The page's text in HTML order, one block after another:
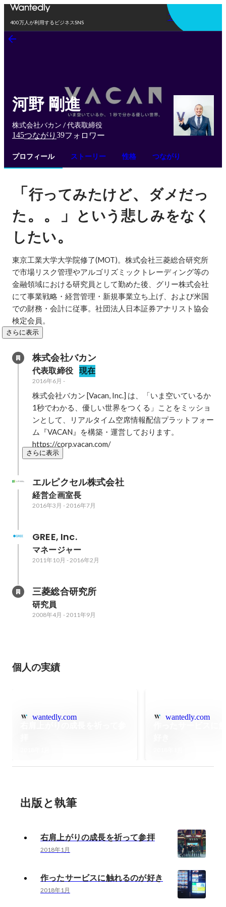
400万人が利用するビジネスSNS
アプリを使う
河野 剛進
株式会社バカン / 代表取締役
145つながり 39フォロワー
プロフィール ストーリー 性格 つながり
「行ってみたけど、
ダメだっ
た。。」 という悲しみをなく
したい。
東京工業大学大学院修了(MOT)。株式会社三菱総合研究所
で市場リスク管理やアルゴリズミックトレーディング等の
金融領域における研究員として勤めた後、グリー株式会社
にて事業戦略・経営管理・新規事業立ち上げ、および米国
での財務・会計に従事。社団法人日本証券アナリスト協会
検定会員。
さらに表示
株式会社バカン
代表取締役 現在
2016年6月 -
株式会社バカン [Vacan, Inc.] は、「いま空いているか
1秒でわかる、優しい世界をつくる」ことをミッショ
ンとして、リアルタイム空席情報配信プラットフォー
ム『VACAN』を構築・運営しております。
https://corp.vacan.com/
さらに表示
エルピクセル株式会社
経営企画室長
2016年3月 -2016年7月
GREE, Inc.
マネージャー
2011年10月 -2016年2月
三菱総合研究所
研究員
2008年4月 -2011年9月
個人の実績
wantedly.com wantedly.com
出版と執筆
右肩上がりの成長を祈って参拝
2018年1月
作ったサービスに触れるのが好き
2018年1月